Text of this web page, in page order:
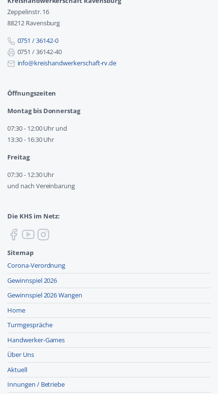
Zeppelinstr. 16
88212 Ravensburg
0751 / 36142-0
0751 / 36142-40
info@kreishandwerkerschaft-rv.de
Öffnungszeiten
Montag bis Donnerstag
07:30 - 12:00 Uhr und
13:30 - 16:30 Uhr
Freitag
07:30 - 12:30 Uhr
und nach Vereinbarung
Die KHS im Netz:
Sitemap
Corona-Verordnung
Gewinnspiel 2026
Gewinnspiel 2026 Wangen
Home
Turmgespräche
Handwerker-Games
Über Uns
Aktuell
Innungen / Betriebe